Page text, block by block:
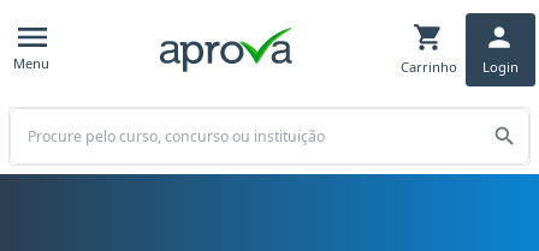
Menu Carrinho Login
Buscar